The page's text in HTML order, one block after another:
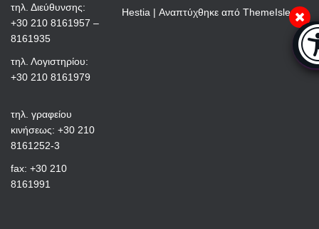
τηλ. Διεύθυνσης:
+30 210 8161957 –
8161935
τηλ. Λογιστηρίου:
+30 210 8161979
τηλ. γραφείου
κινήσεως: +30 210
8161252-3
fax: +30 210
8161991
Hestia | Αναπτύχθηκε από ThemeIsle